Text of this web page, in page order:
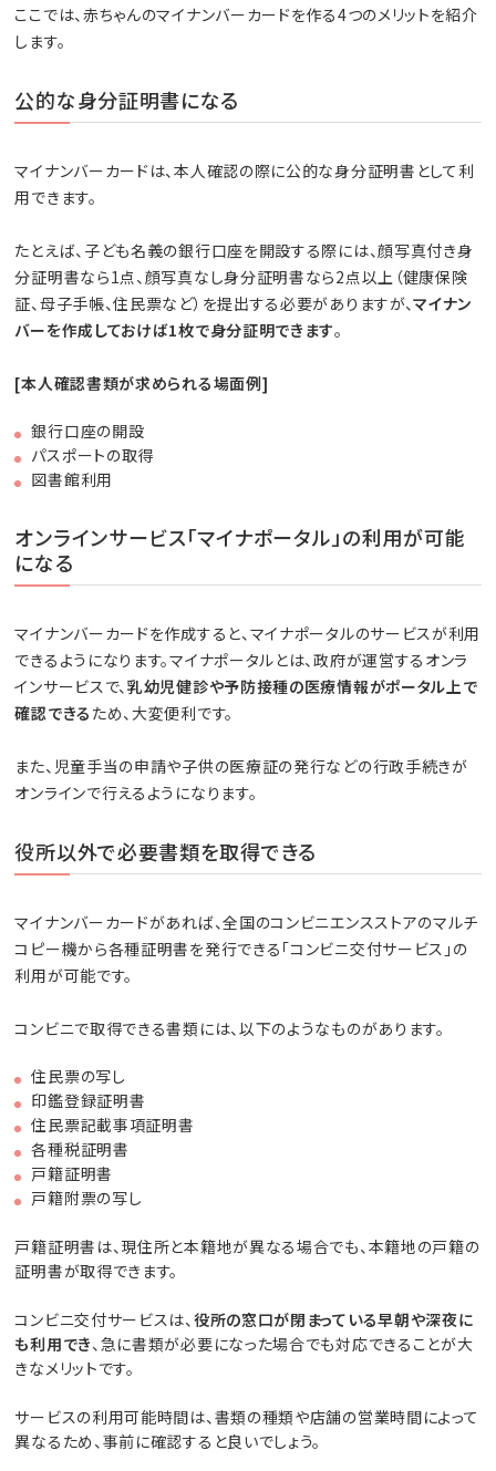
ここでは、赤ちゃんのマイナンバーカードを作る4つのメリットを紹介
します。
公的な身分証明書になる
マイナンバーカードは、本人確認の際に公的な身分証明書として利
用できます。
たとえば、子ども名義の銀行口座を開設する際には、顔写真付き身
分証明書なら1点、顔写真なし身分証明書なら2点以上（健康保険
証、母子手帳、住民票など）を提出する必要がありますが、マイナン
バーを作成しておけば1枚で身分証明できます。
[本人確認書類が求められる場面例]
銀行口座の開設
パスポートの取得
図書館利用
オンラインサービス「マイナポータル」の利用が可能
になる
マイナンバーカードを作成すると、マイナポータルのサービスが利用
できるようになります。マイナポータルとは、政府が運営するオンラ
インサービスで、乳幼児健診や予防接種の医療情報がポータル上で
確認できる ため、大変便利です。
また、児童手当の申請や子供の医療証の発行などの行政手続きが
オンラインで行えるようになります。
役所以外で必要書類を取得できる
マイナンバーカードがあれば、全国のコンビニエンスストアのマルチ
コピー機から各種証明書を発行できる「コンビニ交付サービス」の
利用が可能です。
コンビニで取得できる書類には、以下のようなものがあります。
住民票の写し
印鑑登録証明書
住民票記載事項証明書
各種税証明書
戸籍証明書
戸籍附票の写し
戸籍証明書は、現住所と本籍地が異なる場合でも、本籍地の戸籍の
証明書が取得できます。
コンビニ交付サービスは、 役所の窓口が閉まっている早朝や深夜に
も利用でき、急に書類が必要になった場合でも対応できることが大
きなメリットです。
サービスの利用可能時間は、書類の種類や店舗の営業時間によって
異なるため、事前に確認すると良いでしょう。